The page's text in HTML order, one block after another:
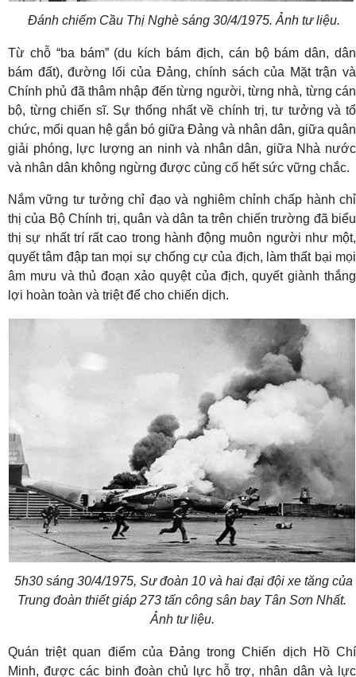
Đánh chiếm Cầu Thị Nghè sáng 30/4/1975. Ảnh tư liệu.
Từ chỗ “ba bám” (du kích bám địch, cán bộ bám dân, dân
bám đất), đường lối của Đảng, chính sách của Mặt trận và
Chính phủ đã thâm nhập đến từng người, từng nhà, từng cán
bộ, từng chiến sĩ. Sự thống nhất về chính trị, tư tưởng và tổ
chức, mối quan hệ gắn bó giữa Đảng và nhân dân, giữa quân
giải phóng, lực lượng an ninh và nhân dân, giữa Nhà nước
và nhân dân không ngừng được củng cố hết sức vững chắc.
Nắm vững tư tưởng chỉ đạo và nghiêm chỉnh chấp hành chỉ
thị của Bộ Chính trị, quân và dân ta trên chiến trường đã biểu
thị sự nhất trí rất cao trong hành động muôn người như một,
quyết tâm đập tan mọi sự chống cự của địch, làm thất bại mọi
âm mưu và thủ đoạn xảo quyệt của địch, quyết giành thắng
lợi hoàn toàn và triệt để cho chiến dịch.
5h30 sáng 30/4/1975, Sư đoàn 10 và hai đại đội xe tăng của
Trung đoàn thiết giáp 273 tấn công sân bay Tân Sơn Nhất.
Ảnh tư liệu.
Quán triệt quan điểm của Đảng trong Chiến dịch Hồ Chí
Minh, được các binh đoàn chủ lực hỗ trợ, nhân dân và lực